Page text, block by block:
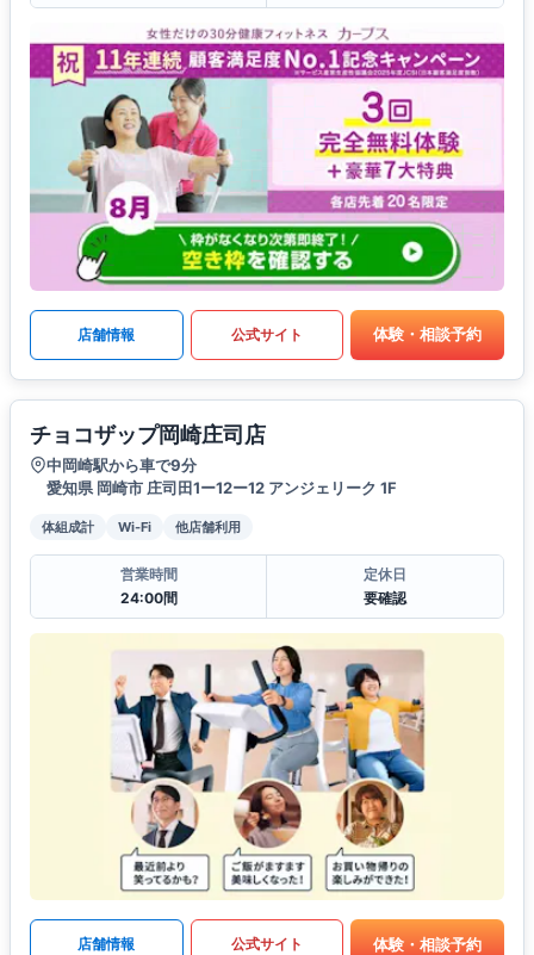
店舗情報 公式サイト 体験・相談予約
チョコザップ岡崎庄司店
中岡崎駅から車で9分
愛知県 岡崎市 庄司田1ー12ー12 アンジェリーク 1F
体組成計 Wi-Fi 他店舗利用
営業時間
24:00間
定休日
要確認
店舗情報 公式サイト 体験・相談予約